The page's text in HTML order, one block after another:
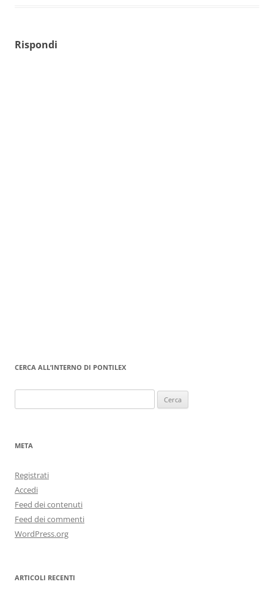
Rispondi
CERCA ALL’INTERNO DI PONTILEX
per:
META
Registrati
Accedi
Feed dei contenuti
Feed dei commenti
WordPress.org
ARTICOLI RECENTI